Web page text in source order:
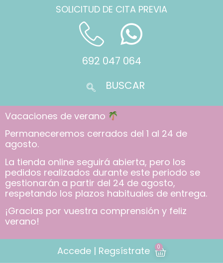
SOLICITUD DE CITA PREVIA
692 047 064
Vacaciones de verano
Permaneceremos cerrados del 1 al 24 de
agosto.
La tienda online seguirá abierta, pero los
pedidos realizados durante este periodo se
gestionarán a partir del 24 de agosto,
respetando los plazos habituales de entrega.
¡Gracias por vuestra comprensión y feliz
verano!
Accede | Regsístrate 0